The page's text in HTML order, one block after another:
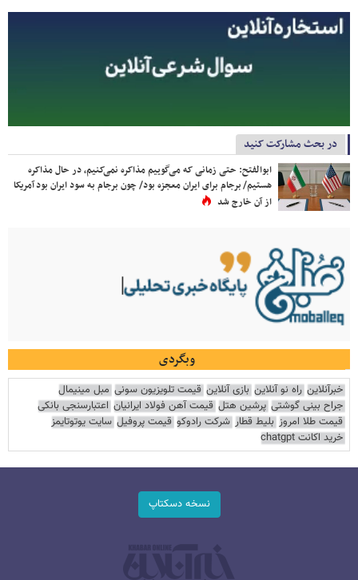
در بحث مشارکت کنید
ابوالفتح: حتی زمانی که می‌گوییم مذاکره نمی‌کنیم، در حال مذاکره
هستیم/ برجام برای ایران معجزه بود/ چون برجام به سود ایران بود آمریکا
از آن خارج شد
وبگردی
خبرآنلاین راه نو آنلاین بازی آنلاین قیمت تلویزیون سونی مبل مینیمال
جراح بینی گوشتی پرشین هتل قیمت آهن فولاد ایرانیان اعتبارسنجی بانکی
قیمت طلا امروز بلیط قطار شرکت رادوکو قیمت پروفیل سایت یوتوتایمز
خرید اکانت chatgpt
نسخه دسکتاپ